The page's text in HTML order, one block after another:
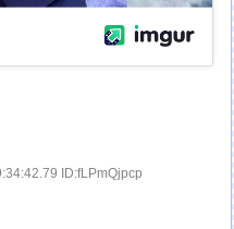
ID:fLPmQjpcp